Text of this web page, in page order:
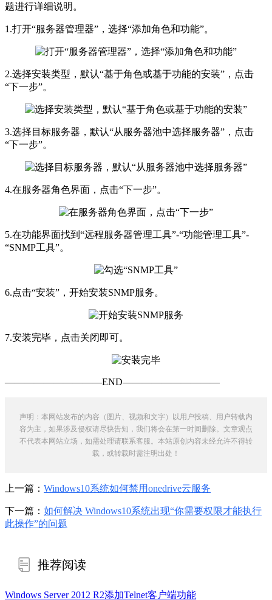
题进行详细说明。
1.打开“服务器管理器”，选择“添加角色和功能”。
2.选择安装类型，默认“基于角色或基于功能的安装”，点击
“下一步”。
3.选择目标服务器，默认“从服务器池中选择服务器”，点击
“下一步”。
4.在服务器角色界面，点击“下一步”。
5.在功能界面找到“远程服务器管理工具”-“功能管理工具”-
“SNMP工具”。
6.点击“安装”，开始安装SNMP服务。
7.安装完毕，点击关闭即可。
——————————END——————————
声明：本网站发布的内容（图片、视频和文字）以用户投稿、用户转载内
容为主，如果涉及侵权请尽快告知，我们将会在第一时间删除。文章观点
不代表本网站立场，如需处理请联系客服。本站原创内容未经允许不得转
载，或转载时需注明出处！
上一篇： Windows10系统如何禁用onedrive云服务
下一篇： 如何解决 Windows10系统出现“你需要权限才能执行
此操作”的问题
推荐阅读
Windows Server 2012 R2添加Telnet客户端功能